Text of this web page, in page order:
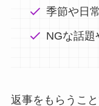
季節や日
NGな話題
返事をもらうこ